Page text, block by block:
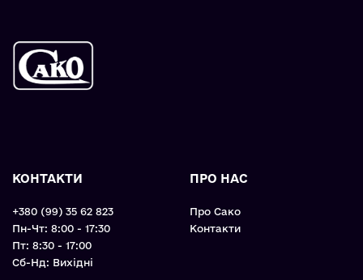
КОНТАКТИ
+380 (99) 35 62 823
Пн-Чт: 8:00 - 17:30
Пт: 8:30 - 17:00
Cб-Нд: Вихідні
ПРО НАС
Про Сако
Контакти